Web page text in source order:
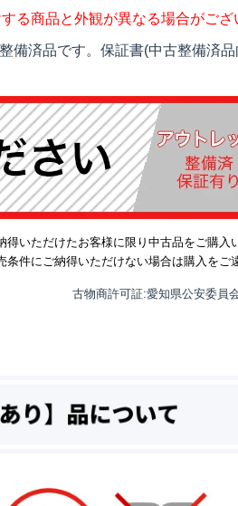
る商品と外観が異なる場合がござ
済品です。保証書(中古整備済品
得いただけたお客様に限り中古品をご購入
件にご納得いただけない場合は購入をご
古物商許可証:愛知県公安委